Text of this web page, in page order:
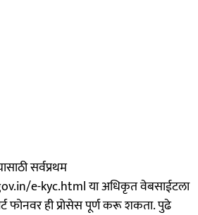
सर्वप्रथम
e-kyc.html या अधिकृत वेबसाईटला
फोनवर ही प्रोसेस पूर्ण करू शकता. पुढे